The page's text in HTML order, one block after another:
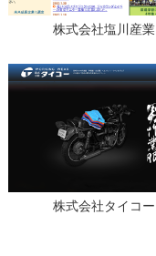
株式会社塩川産業
株式会社タイコー